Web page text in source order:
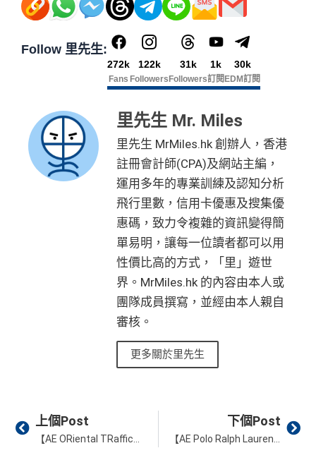
Follow 里先生:
272k
Fans
122k
Followers
31k
Followers
1k
訂閱
30k
EDM訂閱
里先生 Mr. Miles
里先生 MrMiles.hk 創辦人，香港
註冊會計師(CPA)及網站主編，
運用多年的專業訓練及認知分析
飛行里數，信用卡優惠及搜集優
惠碼，致力令複雜的資訊變得簡
單易明，讓每一位讀者都可以用
性價比高的方式，「里」遊世
界。MrMiles.hk 的內容由本人或
團隊成員撰寫，並經由本人親自
審核。
更多關於里先生
Prev
上個Post
【AE ORiental TRaffic消費回贈】於門市累積簽賬淨值每滿HK$800，可享HK$100簽賬回贈❗️先登記 後消費❗️
下個Post
【AE Polo Ralph Lauren消費回贈】於參與門市累積簽賬淨值每滿HK$5,000，可享HK$400簽賬回贈❗️先登記 後消費❗️